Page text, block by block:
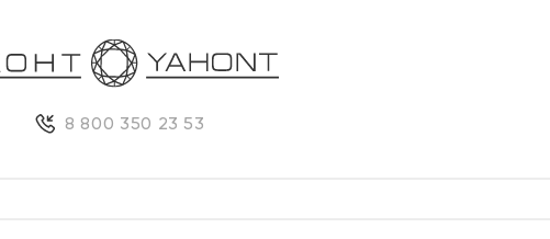
8 800 350 23 53